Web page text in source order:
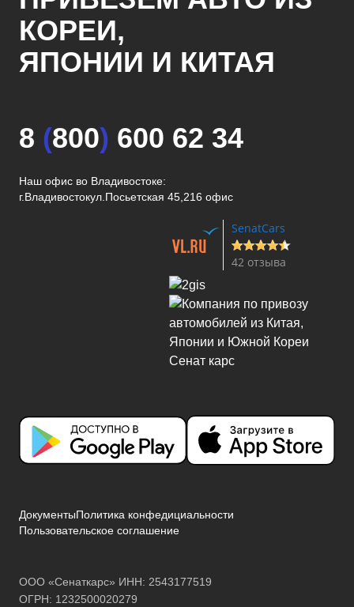
КОРЕИ,
ЯПОНИИ И КИТАЯ
8 (800) 600 62 34
Наш офис во Владивостоке:
г.Владивостокул.Посьетская 45,216 офис
SenatCars
42 отзыва
ДокументыПолитика конфедициальности
Пользовательское соглашение
ООО «Сенаткарс» ИНН: 2543177519
ОГРН: 1232500020279